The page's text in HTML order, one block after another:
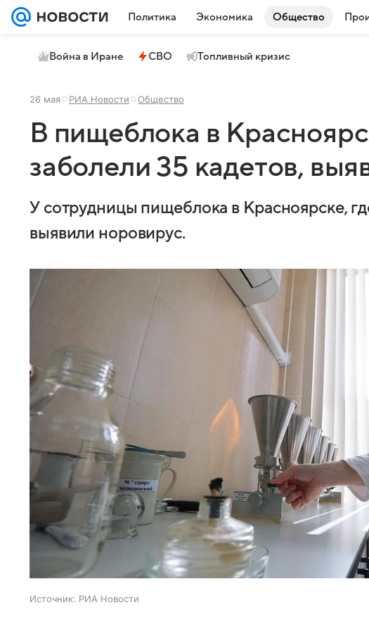
Политика Экономика Общество
Война в Иране СВО Топливный кризис
26 мая РИА Новости Общество
В пищеблока в
заболели 35 кадетов,
У сотрудницы пищеблока в Красноярске,
выявили норовирус.
Источник: РИА Новости